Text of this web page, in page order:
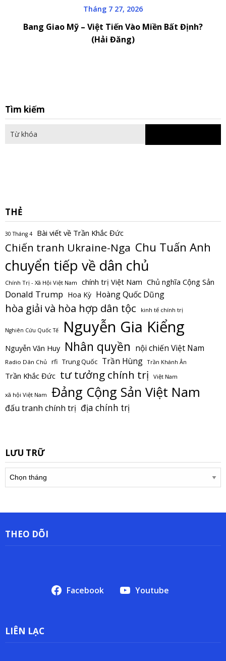
Tháng 7 27, 2026
Bang Giao Mỹ – Việt Tiến Vào Miền Bất Định?
(Hải Đăng)
Tìm kiếm
THẺ
30 Tháng 4 Bài viết về Trần Khắc Đức
Chiến tranh Ukraine-Nga Chu Tuấn Anh
chuyển tiếp về dân chủ
Chính Trị - Xã Hội Việt Nam chính trị Việt Nam Chủ nghĩa Cộng Sản
Donald Trump Hoa Kỳ Hoàng Quốc Dũng
hòa giải và hòa hợp dân tộc kinh tế chính trị
Nghiên Cứu Quốc Tế Nguyễn Gia Kiểng
Nguyễn Văn Huy Nhân quyền nội chiến Việt Nam
Radio Dân Chủ rfi Trung Quốc Trần Hùng Trần Khánh Ân
Trần Khắc Đức tư tưởng chính trị Việt Nam
xã hội Việt Nam Đảng Cộng Sản Việt Nam
đấu tranh chính trị địa chính trị
LƯU TRỮ
Lưu
THEO DÕI
Facebook Youtube
LIÊN LẠC